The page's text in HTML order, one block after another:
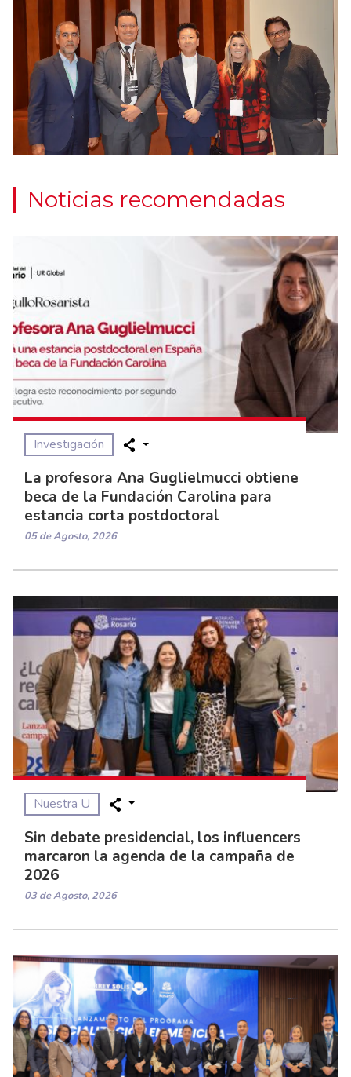
Noticias recomendadas
Investigación
La profesora Ana Guglielmucci obtiene
beca de la Fundación Carolina para
estancia corta postdoctoral
05 de Agosto, 2026
Nuestra U
Sin debate presidencial, los influencers
marcaron la agenda de la campaña de
2026
03 de Agosto, 2026